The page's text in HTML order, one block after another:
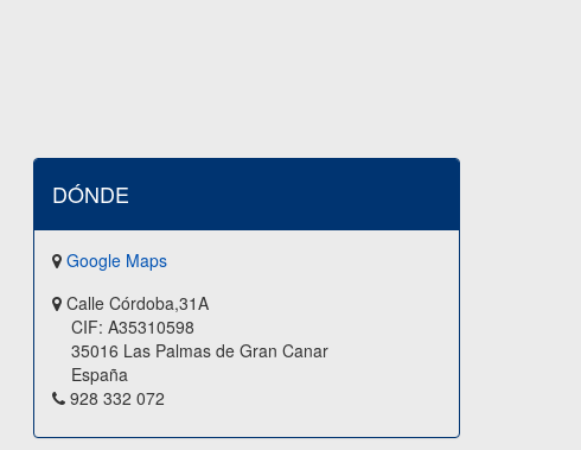
DÓNDE
Google Maps
Calle Córdoba,31A
CIF: A35310598
35016 Las Palmas de Gran Canar
España
928 332 072